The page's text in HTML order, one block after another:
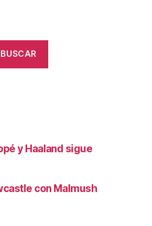
BUSCAR
y Haaland sigue
con Malmush